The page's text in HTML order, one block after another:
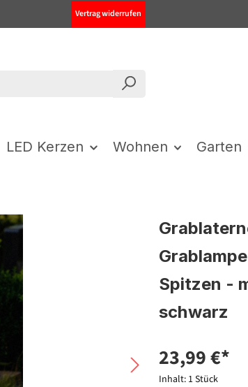
Vertrag widerrufen
LED Kerzen Wohnen Garten
Spitzen -
schwarz
23,99 €*
Inhalt: 1 Stück